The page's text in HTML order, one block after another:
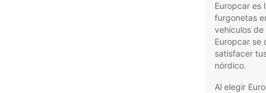
Europcar es
furgonetas
vehículos
Europcar se
satisfacer
nórdico.
Al elegir